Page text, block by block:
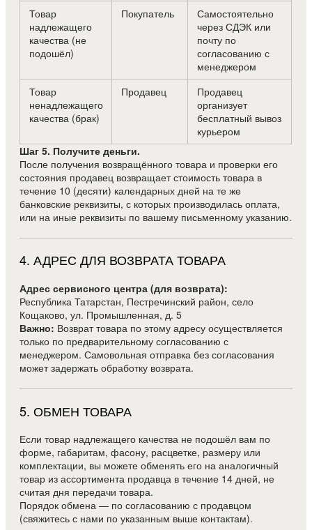
Товар
надлежащего
качества (не
подошёл)
Покупатель
Самостоятельно
через СДЭК или
почту по
согласованию с
менеджером
Товар
ненадлежащего
качества (брак)
Продавец
Продавец
организует
бесплатный вывоз
курьером
Шаг 5. Получите деньги.
После получения возвращённого товара и проверки его
состояния продавец возвращает стоимость товара в
течение 10 (десяти) календарных дней на те же
банковские реквизиты, с которых производилась оплата,
или на иные реквизиты по вашему письменному указанию.
4.АДРЕС ДЛЯ ВОЗВРАТА ТОВАРА
Адрес сервисного центра (для возврата):
Республика Татарстан, Пестречинский район, село
Кощаково, ул. Промышленная, д. 5
Важно: Возврат товара по этому адресу осуществляется
только по предварительному согласованию с
менеджером. Самовольная отправка без согласования
может задержать обработку возврата.
5.ОБМЕН ТОВАРА
Если товар надлежащего качества не подошёл вам по
форме, габаритам, фасону, расцветке, размеру или
комплектации, вы можете обменять его на аналогичный
товар из ассортимента продавца в течение 14 дней, не
считая дня передачи товара.
Порядок обмена — по согласованию с продавцом
(свяжитесь с нами по указанным выше контактам).